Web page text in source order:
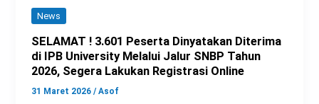
News
SELAMAT ! 3.601 Peserta Dinyatakan Diterima
di IPB University Melalui Jalur SNBP Tahun
2026, Segera Lakukan Registrasi Online
31 Maret 2026/Asof